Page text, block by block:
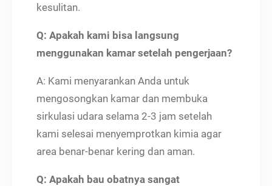
kesulitan.
Q: Apakah kami bisa langsung
menggunakan kamar setelah pengerjaan?
A: Kami menyarankan Anda untuk
mengosongkan kamar dan membuka
sirkulasi udara selama 2-3 jam setelah
kami selesai menyemprotkan kimia agar
area benar-benar kering dan aman.
Q: Apakah bau obatnya sangat